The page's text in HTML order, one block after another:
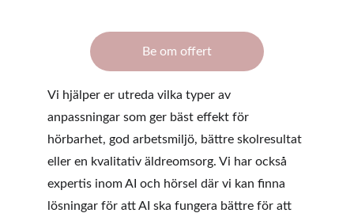
Be om offert
Vi hjälper er utreda vilka typer av
anpassningar som ger bäst effekt för
hörbarhet, god arbetsmiljö, bättre skolresultat
eller en kvalitativ äldreomsorg. Vi har också
expertis inom AI och hörsel där vi kan finna
lösningar för att AI ska fungera bättre för att